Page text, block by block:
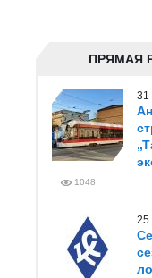
ПРЯМАЯ
31
1048
25